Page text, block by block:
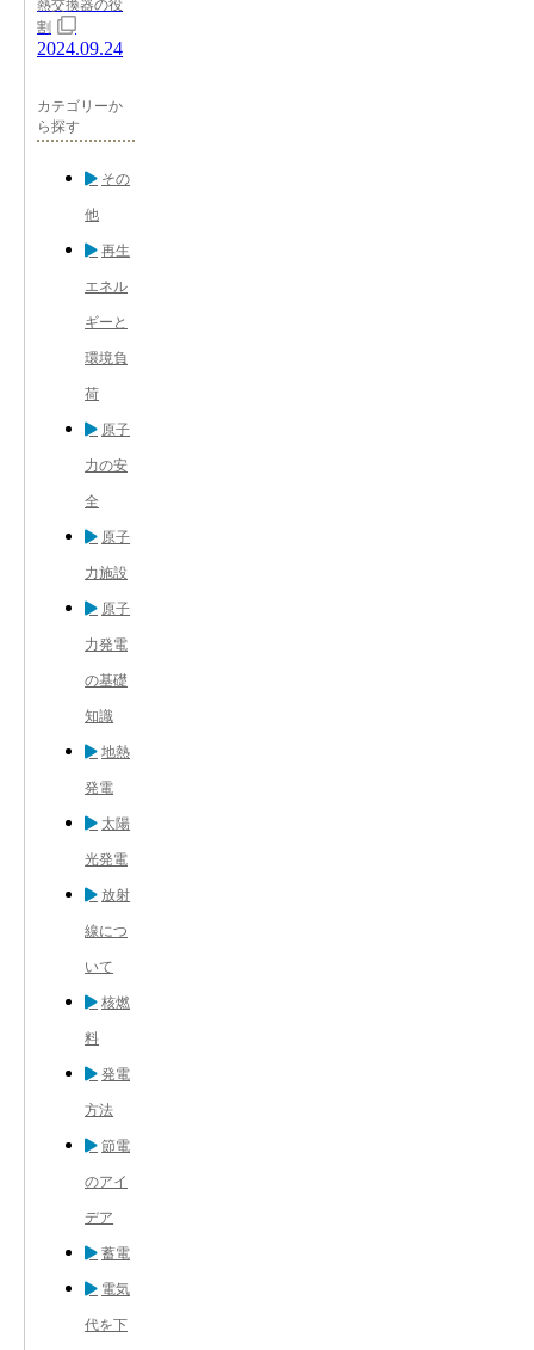
熱交換器の役
割
2024.09.24
カテゴリーか
ら探す
その
他
再生
エネル
ギーと
環境負
荷
原子
力の安
全
原子
力施設
原子
力発電
の基礎
知識
地熱
発電
太陽
光発電
放射
線につ
いて
核燃
料
発電
方法
節電
のアイ
デア
蓄電
電気
代を下